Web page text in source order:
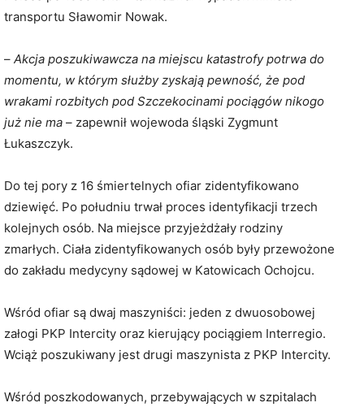
transportu Sławomir Nowak.
– Akcja poszukiwawcza na miejscu katastrofy potrwa do
momentu, w którym służby zyskają pewność, że pod
wrakami rozbitych pod Szczekocinami pociągów nikogo
już nie ma – zapewnił wojewoda śląski Zygmunt
Łukaszczyk.
Do tej pory z 16 śmiertelnych ofiar zidentyfikowano
dziewięć. Po południu trwał proces identyfikacji trzech
kolejnych osób. Na miejsce przyjeżdżały rodziny
zmarłych. Ciała zidentyfikowanych osób były przewożone
do zakładu medycyny sądowej w Katowicach Ochojcu.
Wśród ofiar są dwaj maszyniści: jeden z dwuosobowej
załogi PKP Intercity oraz kierujący pociągiem Interregio.
Wciąż poszukiwany jest drugi maszynista z PKP Intercity.
Wśród poszkodowanych, przebywających w szpitalach